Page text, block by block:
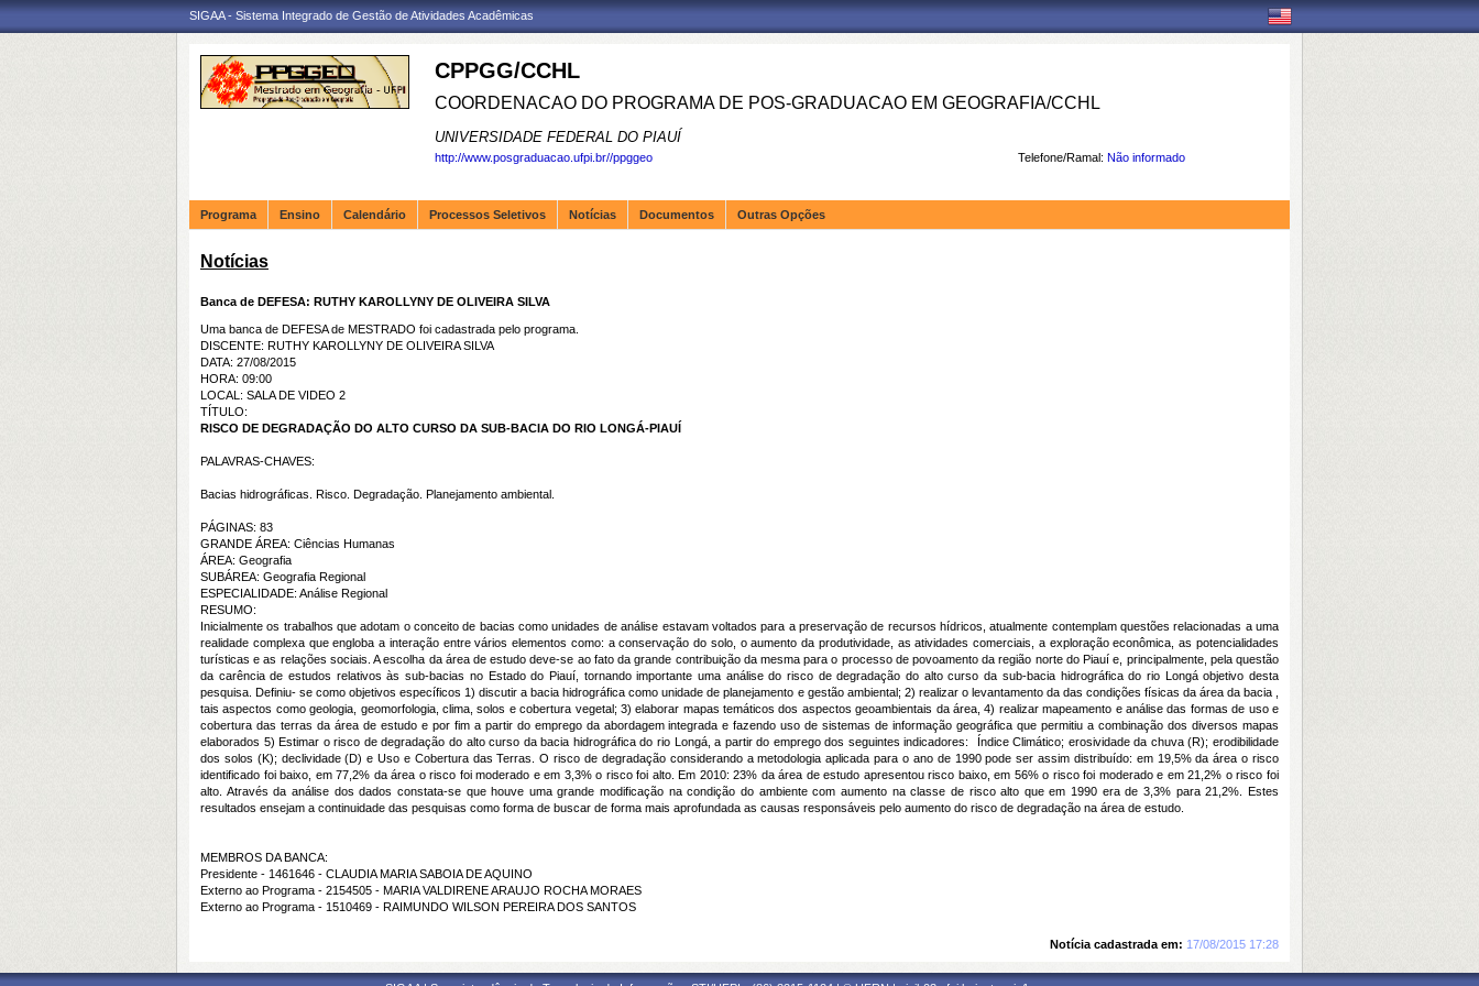
SIGAA - Sistema Integrado de Gestão de Atividades Acadêmicas
CPPGG/CCHL
COORDENACAO DO PROGRAMA DE POS-GRADUACAO EM GEOGRAFIA/CCHL
UNIVERSIDADE FEDERAL DO PIAUÍ
Telefone/Ramal: Não informado
http://www.posgraduacao.ufpi.br//ppggeo
Programa Ensino Calendário Processos Seletivos Notícias Documentos Outras Opções
Notícias
Banca de DEFESA: RUTHY KAROLLYNY DE OLIVEIRA SILVA
Uma banca de DEFESA de MESTRADO foi cadastrada pelo programa.
DISCENTE: RUTHY KAROLLYNY DE OLIVEIRA SILVA
DATA: 27/08/2015
HORA: 09:00
LOCAL: SALA DE VIDEO 2
TÍTULO:
RISCO DE DEGRADAÇÃO DO ALTO CURSO DA SUB-BACIA DO RIO LONGÁ-PIAUÍ
PALAVRAS-CHAVES:
Bacias hidrográficas. Risco. Degradação. Planejamento ambiental.
PÁGINAS: 83
GRANDE ÁREA: Ciências Humanas
ÁREA: Geografia
SUBÁREA: Geografia Regional
ESPECIALIDADE: Análise Regional
RESUMO:
Inicialmente os trabalhos que adotam o conceito de bacias como unidades de análise estavam voltados para a preservação de recursos hídricos, atualmente contemplam questões relacionadas a uma
realidade complexa que engloba a interação entre vários elementos como: a conservação do solo, o aumento da produtividade, as atividades comerciais, a exploração econômica, as potencialidades
turísticas e as relações sociais. A escolha da área de estudo deve-se ao fato da grande contribuição da mesma para o processo de povoamento da região norte do Piauí e, principalmente, pela questão
da carência de estudos relativos às sub-bacias no Estado do Piauí, tornando importante uma análise do risco de degradação do alto curso da sub-bacia hidrográfica do rio Longá objetivo desta
pesquisa. Definiu- se como objetivos específicos 1) discutir a bacia hidrográfica como unidade de planejamento e gestão ambiental; 2) realizar o levantamento da das condições físicas da área da bacia ,
tais aspectos como geologia, geomorfologia, clima, solos e cobertura vegetal; 3) elaborar mapas temáticos dos aspectos geoambientais da área, 4) realizar mapeamento e análise das formas de uso e
cobertura das terras da área de estudo e por fim a partir do emprego da abordagem integrada e fazendo uso de sistemas de informação geográfica que permitiu a combinação dos diversos mapas
elaborados 5) Estimar o risco de degradação do alto curso da bacia hidrográfica do rio Longá, a partir do emprego dos seguintes indicadores: Índice Climático; erosividade da chuva (R); erodibilidade
dos solos (K); declividade (D) e Uso e Cobertura das Terras. O risco de degradação considerando a metodologia aplicada para o ano de 1990 pode ser assim distribuído: em 19,5% da área o risco
identificado foi baixo, em 77,2% da área o risco foi moderado e em 3,3% o risco foi alto. Em 2010: 23% da área de estudo apresentou risco baixo, em 56% o risco foi moderado e em 21,2% o risco foi
alto. Através da análise dos dados constata-se que houve uma grande modificação na condição do ambiente com aumento na classe de risco alto que em 1990 era de 3,3% para 21,2%. Estes
resultados ensejam a continuidade das pesquisas como forma de buscar de forma mais aprofundada as causas responsáveis pelo aumento do risco de degradação na área de estudo.
MEMBROS DA BANCA:
Presidente - 1461646 - CLAUDIA MARIA SABOIA DE AQUINO
Externo ao Programa - 2154505 - MARIA VALDIRENE ARAUJO ROCHA MORAES
Externo ao Programa - 1510469 - RAIMUNDO WILSON PEREIRA DOS SANTOS
Notícia cadastrada em: 17/08/2015 17:28